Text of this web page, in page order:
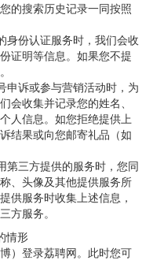
的搜索历史记录一同按照
身份认证服务时，我们会收
证明等信息。如果您不提
申诉或参与营销活动时，为
会收集并记录您的姓名、
人信息。如您拒绝提供上
结果或向您邮寄礼品（如
第三方提供的服务时，您同
、头像及其他提供服务所
供服务时收集上述信息，
方服务。
情形
）登录荔聘网。此时您可